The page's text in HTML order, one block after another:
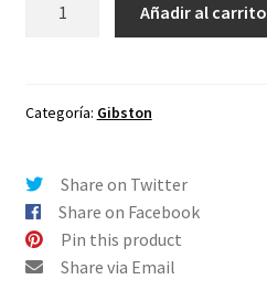
Oakley
Espejo
-
Polarizado
cantidad
Añadir al carrito
Categoría: Gibston
Share on Twitter
Share on Facebook
Pin this product
Share via Email